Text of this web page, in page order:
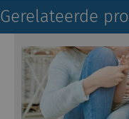
Gerelateerde